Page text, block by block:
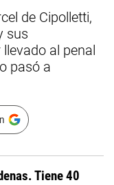
de Cipolletti,
sus
al penal
pasó a
Tiene 40